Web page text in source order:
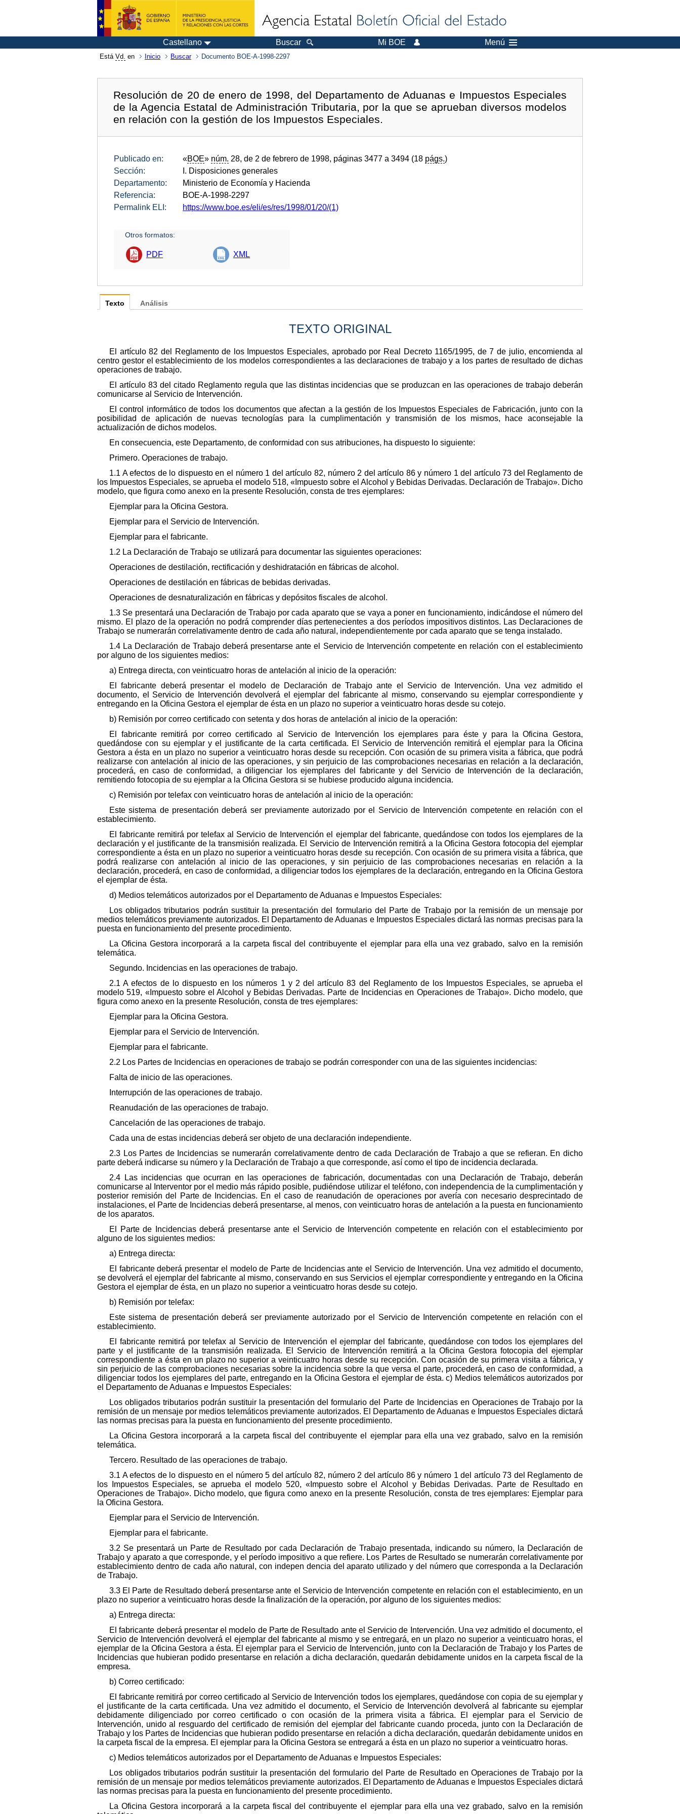
Castellano Buscar Mi BOE Menú
Está Vd. en Inicio Buscar Documento BOE-A-1998-2297
Resolución de 20 de enero de 1998, del Departamento de Aduanas e Impuestos Especiales
de la Agencia Estatal de Administración Tributaria, por la que se aprueban diversos modelos
en relación con la gestión de los Impuestos Especiales.
Publicado en: «BOE» núm. 28, de 2 de febrero de 1998, páginas 3477 a 3494 (18 págs.)
Sección:
I. Disposiciones generales
Departamento:
Ministerio de Economía y Hacienda
Referencia:
BOE-A-1998-2297
Permalink ELI:
https://www.boe.es/eli/es/res/1998/01/20/(1)
Otros formatos:
PDF XML
Texto
TEXTO ORIGINAL
El artículo 82 del Reglamento de los Impuestos Especiales, aprobado por Real Decreto 1165/1995, de 7 de julio, encomienda al
centro gestor el establecimiento de los modelos correspondientes a las declaraciones de trabajo y a los partes de resultado de dichas
operaciones de trabajo.
El artículo 83 del citado Reglamento regula que las distintas incidencias que se produzcan en las operaciones de trabajo deberán
comunicarse al Servicio de Intervención.
El control informático de todos los documentos que afectan a la gestión de los Impuestos Especiales de Fabricación, junto con la
posibilidad de aplicación de nuevas tecnologías para la cumplimentación y transmisión de los mismos, hace aconsejable la
actualización de dichos modelos.
En consecuencia, este Departamento, de conformidad con sus atribuciones, ha dispuesto lo siguiente:
Primero. Operaciones de trabajo.
1.1 A efectos de lo dispuesto en el número 1 del artículo 82, número 2 del artículo 86 y número 1 del artículo 73 del Reglamento de
los Impuestos Especiales, se aprueba el modelo 518, «Impuesto sobre el Alcohol y Bebidas Derivadas. Declaración de Trabajo». Dicho
modelo, que figura como anexo en la presente Resolución, consta de tres ejemplares:
Ejemplar para la Oficina Gestora.
Ejemplar para el Servicio de Intervención.
Ejemplar para el fabricante.
1.2 La Declaración de Trabajo se utilizará para documentar las siguientes operaciones:
Operaciones de destilación, rectificación y deshidratación en fábricas de alcohol.
Operaciones de destilación en fábricas de bebidas derivadas.
Operaciones de desnaturalización en fábricas y depósitos fiscales de alcohol.
1.3 Se presentará una Declaración de Trabajo por cada aparato que se vaya a poner en funcionamiento, indicándose el número del
mismo. El plazo de la operación no podrá comprender días pertenecientes a dos períodos impositivos distintos. Las Declaraciones de
Trabajo se numerarán correlativamente dentro de cada año natural, independientemente por cada aparato que se tenga instalado.
1.4 La Declaración de Trabajo deberá presentarse ante el Servicio de Intervención competente en relación con el establecimiento
por alguno de los siguientes medios:
a) Entrega directa, con veinticuatro horas de antelación al inicio de la operación:
El fabricante deberá presentar el modelo de Declaración de Trabajo ante el Servicio de Intervención. Una vez admitido el
documento, el Servicio de Intervención devolverá el ejemplar del fabricante al mismo, conservando su ejemplar correspondiente y
entregando en la Oficina Gestora el ejemplar de ésta en un plazo no superior a veinticuatro horas desde su cotejo.
b) Remisión por correo certificado con setenta y dos horas de antelación al inicio de la operación:
El fabricante remitirá por correo certificado al Servicio de Intervención los ejemplares para éste y para la Oficina Gestora,
quedándose con su ejemplar y el justificante de la carta certificada. El Servicio de Intervención remitirá el ejemplar para la Oficina
Gestora a ésta en un plazo no superior a veinticuatro horas desde su recepción. Con ocasión de su primera visita a fábrica, que podrá
realizarse con antelación al inicio de las operaciones, y sin perjuicio de las comprobaciones necesarias en relación a la declaración,
procederá, en caso de conformidad, a diligenciar los ejemplares del fabricante y del Servicio de Intervención de la declaración,
remitiendo fotocopia de su ejemplar a la Oficina Gestora si se hubiese producido alguna incidencia.
c) Remisión por telefax con veinticuatro horas de antelación al inicio de la operación:
Este sistema de presentación deberá ser previamente autorizado por el Servicio de Intervención competente en relación con el
establecimiento.
El fabricante remitirá por telefax al Servicio de Intervención el ejemplar del fabricante, quedándose con todos los ejemplares de la
declaración y el justificante de la transmisión realizada. El Servicio de Intervención remitirá a la Oficina Gestora fotocopia del ejemplar
correspondiente a ésta en un plazo no superior a veinticuatro horas desde su recepción. Con ocasión de su primera visita a fábrica, que
podrá realizarse con antelación al inicio de las operaciones, y sin perjuicio de las comprobaciones necesarias en relación a la
declaración, procederá, en caso de conformidad, a diligenciar todos los ejemplares de la declaración, entregando en la Oficina Gestora
el ejemplar de ésta.
d) Medios telemáticos autorizados por el Departamento de Aduanas e Impuestos Especiales:
Los obligados tributarios podrán sustituir la presentación del formulario del Parte de Trabajo por la remisión de un mensaje por
medios telemáticos previamente autorizados. El Departamento de Aduanas e Impuestos Especiales dictará las normas precisas para la
puesta en funcionamiento del presente procedimiento.
La Oficina Gestora incorporará a la carpeta fiscal del contribuyente el ejemplar para ella una vez grabado, salvo en la remisión
telemática.
Segundo. Incidencias en las operaciones de trabajo.
2.1 A efectos de lo dispuesto en los números 1 y 2 del artículo 83 del Reglamento de los Impuestos Especiales, se aprueba el
modelo 519, «Impuesto sobre el Alcohol y Bebidas Derivadas. Parte de Incidencias en Operaciones de Trabajo». Dicho modelo, que
figura como anexo en la presente Resolución, consta de tres ejemplares:
Ejemplar para la Oficina Gestora.
Ejemplar para el Servicio de Intervención.
Ejemplar para el fabricante.
2.2 Los Partes de Incidencias en operaciones de trabajo se podrán corresponder con una de las siguientes incidencias:
Falta de inicio de las operaciones.
Interrupción de las operaciones de trabajo.
Reanudación de las operaciones de trabajo.
Cancelación de las operaciones de trabajo.
Cada una de estas incidencias deberá ser objeto de una declaración independiente.
2.3 Los Partes de Incidencias se numerarán correlativamente dentro de cada Declaración de Trabajo a que se refieran. En dicho
parte deberá indicarse su número y la Declaración de Trabajo a que corresponde, así como el tipo de incidencia declarada.
2.4 Las incidencias que ocurran en las operaciones de fabricación, documentadas con una Declaración de Trabajo, deberán
comunicarse al Interventor por el medio más rápido posible, pudiéndose utilizar el teléfono, con independencia de la cumplimentación y
posterior remisión del Parte de Incidencias. En el caso de reanudación de operaciones por avería con necesario desprecintado de
instalaciones, el Parte de Incidencias deberá presentarse, al menos, con veinticuatro horas de antelación a la puesta en funcionamiento
de los aparatos.
El Parte de Incidencias deberá presentarse ante el Servicio de Intervención competente en relación con el establecimiento por
alguno de los siguientes medios:
a) Entrega directa:
El fabricante deberá presentar el modelo de Parte de Incidencias ante el Servicio de Intervención. Una vez admitido el documento,
se devolverá el ejemplar del fabricante al mismo, conservando en sus Servicios el ejemplar correspondiente y entregando en la Oficina
Gestora el ejemplar de ésta, en un plazo no superior a veinticuatro horas desde su cotejo.
b) Remisión por telefax:
Este sistema de presentación deberá ser previamente autorizado por el Servicio de Intervención competente en relación con el
establecimiento.
El fabricante remitirá por telefax al Servicio de Intervención el ejemplar del fabricante, quedándose con todos los ejemplares del
parte y el justificante de la transmisión realizada. El Servicio de Intervención remitirá a la Oficina Gestora fotocopia del ejemplar
correspondiente a ésta en un plazo no superior a veinticuatro horas desde su recepción. Con ocasión de su primera visita a fábrica, y
sin perjuicio de las comprobaciones necesarias sobre la incidencia sobre la que versa el parte, procederá, en caso de conformidad, a
diligenciar todos los ejemplares del parte, entregando en la Oficina Gestora el ejemplar de ésta. c) Medios telemáticos autorizados por
el Departamento de Aduanas e Impuestos Especiales:
Los obligados tributarios podrán sustituir la presentación del formulario del Parte de Incidencias en Operaciones de Trabajo por la
remisión de un mensaje por medios telemáticos previamente autorizados. El Departamento de Aduanas e Impuestos Especiales dictará
las normas precisas para la puesta en funcionamiento del presente procedimiento.
La Oficina Gestora incorporará a la carpeta fiscal del contribuyente el ejemplar para ella una vez grabado, salvo en la remisión
telemática.
Tercero. Resultado de las operaciones de trabajo.
3.1 A efectos de lo dispuesto en el número 5 del artículo 82, número 2 del artículo 86 y número 1 del artículo 73 del Reglamento de
los Impuestos Especiales, se aprueba el modelo 520, «Impuesto sobre el Alcohol y Bebidas Derivadas. Parte de Resultado en
Operaciones de Trabajo». Dicho modelo, que figura como anexo en la presente Resolución, consta de tres ejemplares: Ejemplar para
la Oficina Gestora.
Ejemplar para el Servicio de Intervención.
Ejemplar para el fabricante.
3.2 Se presentará un Parte de Resultado por cada Declaración de Trabajo presentada, indicando su número, la Declaración de
Trabajo y aparato a que corresponde, y el período impositivo a que refiere. Los Partes de Resultado se numerarán correlativamente por
establecimiento dentro de cada año natural, con indepen dencia del aparato utilizado y del número que corresponda a la Declaración
de Trabajo.
3.3 El Parte de Resultado deberá presentarse ante el Servicio de Intervención competente en relación con el establecimiento, en un
plazo no superior a veinticuatro horas desde la finalización de la operación, por alguno de los siguientes medios:
a) Entrega directa:
El fabricante deberá presentar el modelo de Parte de Resultado ante el Servicio de Intervención. Una vez admitido el documento, el
Servicio de Intervención devolverá el ejemplar del fabricante al mismo y se entregará, en un plazo no superior a veinticuatro horas, el
ejemplar de la Oficina Gestora a ésta. El ejemplar para el Servicio de Intervención, junto con la Declaración de Trabajo y los Partes de
Incidencias que hubieran podido presentarse en relación a dicha declaración, quedarán debidamente unidos en la carpeta fiscal de la
empresa.
b) Correo certificado:
El fabricante remitirá por correo certificado al Servicio de Intervención todos los ejemplares, quedándose con copia de su ejemplar y
el justificante de la carta certificada. Una vez admitido el documento, el Servicio de Intervención devolverá al fabricante su ejemplar
debidamente diligenciado por correo certificado o con ocasión de la primera visita a fábrica. El ejemplar para el Servicio de
Intervención, unido al resguardo del certificado de remisión del ejemplar del fabricante cuando proceda, junto con la Declaración de
Trabajo y los Partes de Incidencias que hubieran podido presentarse en relación a dicha declaración, quedarán debidamente unidos en
la carpeta fiscal de la empresa. El ejemplar para la Oficina Gestora se entregará a ésta en un plazo no superior a veinticuatro horas.
c) Medios telemáticos autorizados por el Departamento de Aduanas e Impuestos Especiales:
Los obligados tributarios podrán sustituir la presentación del formulario del Parte de Resultado en Operaciones de Trabajo por la
remisión de un mensaje por medios telemáticos previamente autorizados. El Departamento de Aduanas e Impuestos Especiales dictará
las normas precisas para la puesta en funcionamiento del presente procedimiento.
La Oficina Gestora incorporará a la carpeta fiscal del contribuyente el ejemplar para ella una vez grabado, salvo en la remisión
Análisis